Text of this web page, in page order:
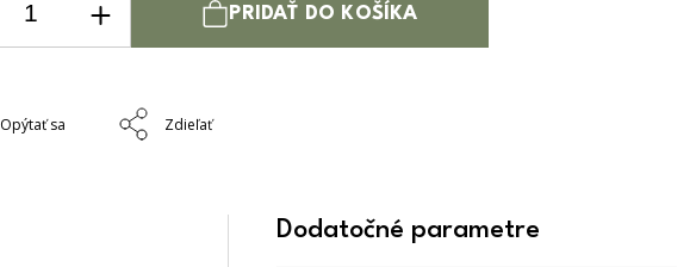
PRIDAŤ DO KOŠÍKA
Opýtať sa Zdieľať
Dodatočné parametre